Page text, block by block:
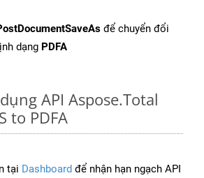
để chuyển đổi
dạng PDFA
API Aspose.Total
to PDFA
tại Dashboard để nhận hạn ngạch API